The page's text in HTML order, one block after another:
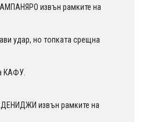
извън рамките на
удар, но топката срещна
КАФУ.
извън рамките на